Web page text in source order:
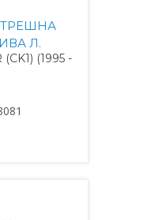
Л.
(1995 -